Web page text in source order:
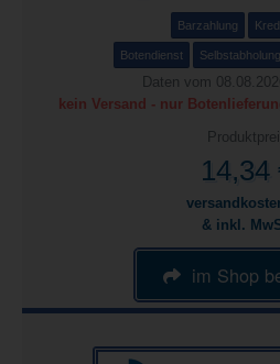
Barzahlung
Botendienst Selbstabholung
Daten vom
kein Versand - nur
14,34
& inkl.
im Shop